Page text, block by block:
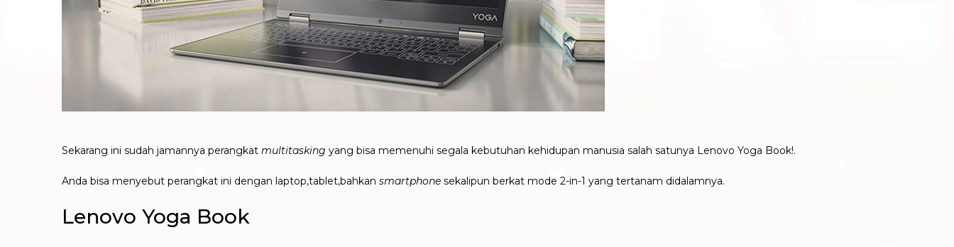
Sekarang ini sudah jamannya perangkat multitasking yang bisa memenuhi segala kebutuhan kehidupan manusia salah satunya Lenovo Yoga Book!.
Anda bisa menyebut perangkat ini dengan laptop,tablet,bahkan smartphone sekalipun berkat mode 2-in-1 yang tertanam didalamnya.
Lenovo Yoga Book